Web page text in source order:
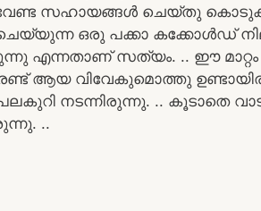
വേണ്ട സഹായങ്ങൾ ചെയ്തു
ഒരു പക്കാ കക്കോൾഡ്
എന്നതാണ് സത്യം. .. ഈ
ആയ വിവേകുമൊത്തു
നടന്നിരുന്നു. .. കൂടാതെ
..